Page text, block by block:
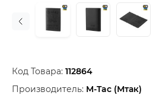
Код Товара: 112864
Производитель: M-Tac (Мтак)